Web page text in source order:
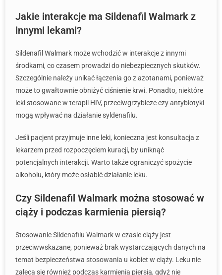
Jakie interakcje ma Sildenafil Walmark z
innymi lekami?
Sildenafil Walmark może wchodzić w interakcje z innymi
środkami, co czasem prowadzi do niebezpiecznych skutków.
Szczególnie należy unikać łączenia go z azotanami, ponieważ
może to gwałtownie obniżyć ciśnienie krwi. Ponadto, niektóre
leki stosowane w terapii HIV, przeciwgrzybicze czy antybiotyki
mogą wpływać na działanie syldenafilu.
Jeśli pacjent przyjmuje inne leki, konieczna jest konsultacja z
lekarzem przed rozpoczęciem kuracji, by uniknąć
potencjalnych interakcji. Warto także ograniczyć spożycie
alkoholu, który może osłabić działanie leku.
Czy Sildenafil Walmark można stosować w
ciąży i podczas karmienia piersią?
Stosowanie Sildenafilu Walmark w czasie ciąży jest
przeciwwskazane, ponieważ brak wystarczających danych na
temat bezpieczeństwa stosowania u kobiet w ciąży. Leku nie
zaleca się również podczas karmienia piersią, gdyż nie